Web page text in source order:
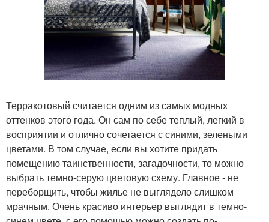
Терракотовый считается одним из самых модных
оттенков этого года. Он сам по себе теплый, легкий в
восприятии и отлично сочетается с синими, зелеными
цветами. В том случае, если вы хотите придать
помещению таинственности, загадочности, то можно
выбрать темно-серую цветовую схему. Главное - не
переборщить, чтобы жилье не выглядело слишком
мрачным. Очень красиво интерьер выглядит в темно-